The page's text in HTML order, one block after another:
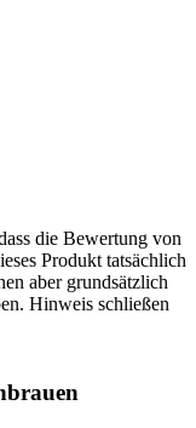
die Bewertung von
Produkt tatsächlich
aber grundsätzlich
Hinweis schließen